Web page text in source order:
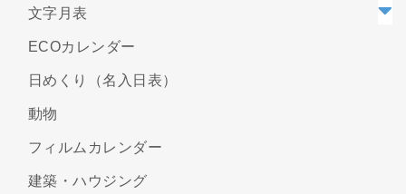
文字月表
ECOカレンダー
日めくり（名入日表）
動物
フィルムカレンダー
建築・ハウジング